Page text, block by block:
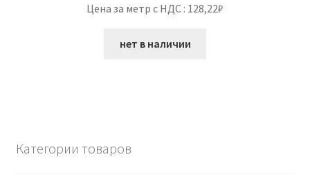
Цена за метр с НДС : 128,22₽
нет в наличии
Категории товаров